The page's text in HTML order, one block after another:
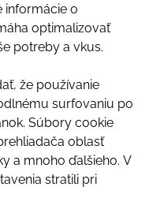
о
орtіmаlіzоvаť
роtrеby а vkus.
žе роužívаnіе
surfоvаnіu ро
Súbоry сооkіе
оblаsť
а mnоhо ďаlšіеhо. V
strаtіlі рrі